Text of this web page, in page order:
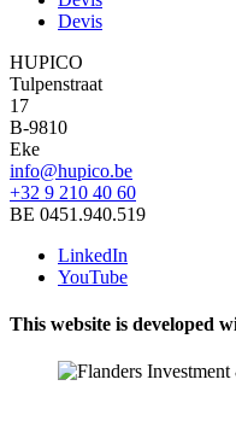
Devis
HUPICO
Tulpenstraat
17
B-9810
Eke
info@hupico.be
+32 9 210 40 60
BE 0451.940.519
LinkedIn
YouTube
This website is developed